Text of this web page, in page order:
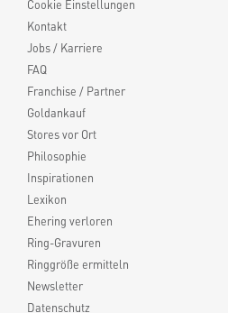
Cookie Einstellungen
Kontakt
Jobs / Karriere
FAQ
Franchise / Partner
Goldankauf
Stores vor Ort
Philosophie
Inspirationen
Lexikon
Ehering verloren
Ring-Gravuren
Ringgröße ermitteln
Newsletter
Datenschutz